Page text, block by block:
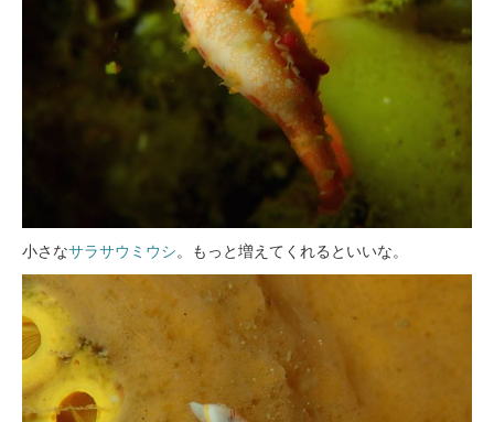
小さなサラサウミウシ。もっと増えてくれるといいな。